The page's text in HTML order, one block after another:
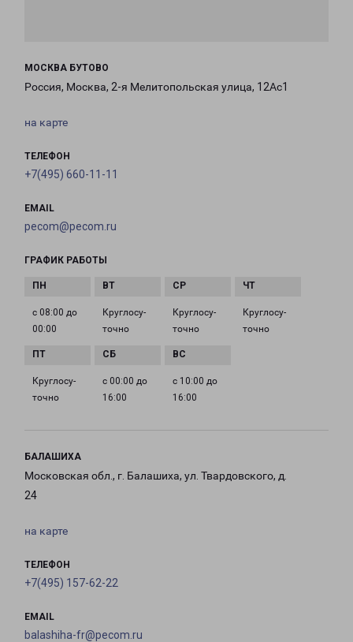
МОСКВА БУТОВО
Россия, Москва, 2-я Мелитопольская улица, 12Ас1
на карте
ТЕЛЕФОН
+7(495) 660-11-11
EMAIL
pecom@pecom.ru
ГРАФИК РАБОТЫ
с 08:00 до
00:00
Круглосу­
точно
Круглосу­
точно
Круглосу­
точно
Круглосу­
точно
с 00:00 до
16:00
с 10:00 до
16:00
БАЛАШИХА
Московская обл., г. Балашиха, ул. Твардовского, д.
24
на карте
ТЕЛЕФОН
+7(495) 157-62-22
EMAIL
balashiha-fr@pecom.ru